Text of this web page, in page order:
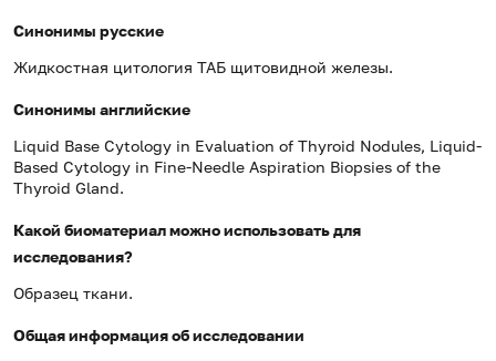
Синонимы русские
Жидкостная цитология ТАБ щитовидной железы.
Синонимы английские
Liquid Base Cytology in Evaluation of Thyroid Nodules, Liquid-
Based Cytology in Fine-Needle Aspiration Biopsies of the
Thyroid Gland.
Какой биоматериал можно использовать для
исследования?
Образец ткани.
Общая информация об исследовании